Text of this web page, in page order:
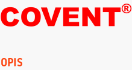
OPIS